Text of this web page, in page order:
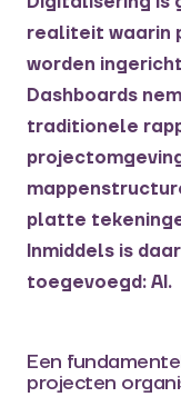
realiteit waarin
worden
Dashboards
traditionele
platte
Inmiddels is
toegevoegd: AI.
Een
projecten